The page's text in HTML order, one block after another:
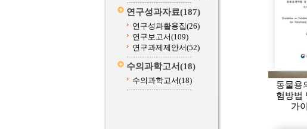
연구성과자료(187)
연구성과활용집(26)
연구보고서(109)
연구과제제안서(52)
수의과학고서(18)
수의과학고서(18)
동물용
험방법
가